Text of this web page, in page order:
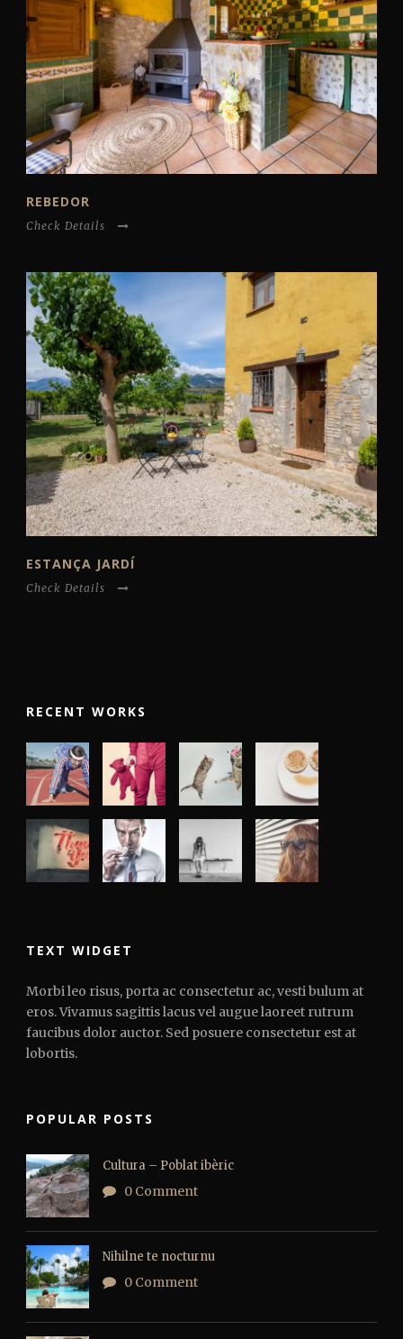
REBEDOR
Check Details
ESTANÇA JARDÍ
Check Details
RECENT WORKS
TEXT WIDGET
Morbi leo risus, porta ac consectetur ac, vesti bulum at
eros. Vivamus sagittis lacus vel augue laoreet rutrum
faucibus dolor auctor. Sed posuere consectetur est at
lobortis.
POPULAR POSTS
Cultura – Poblat ibèric
0 Comment
Nihilne te nocturnu
0 Comment